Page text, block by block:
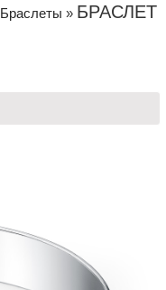
Браслеты » БРАСЛЕТ